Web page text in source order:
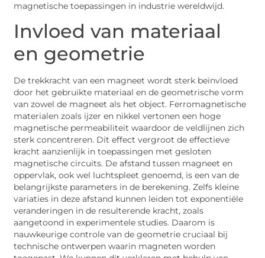
magnetische toepassingen in industrie wereldwijd.
Invloed van materiaal
en geometrie
De trekkracht van een magneet wordt sterk beïnvloed
door het gebruikte materiaal en de geometrische vorm
van zowel de magneet als het object. Ferromagnetische
materialen zoals ijzer en nikkel vertonen een hoge
magnetische permeabiliteit waardoor de veldlijnen zich
sterk concentreren. Dit effect vergroot de effectieve
kracht aanzienlijk in toepassingen met gesloten
magnetische circuits. De afstand tussen magneet en
oppervlak, ook wel luchtspleet genoemd, is een van de
belangrijkste parameters in de berekening. Zelfs kleine
variaties in deze afstand kunnen leiden tot exponentiële
veranderingen in de resulterende kracht, zoals
aangetoond in experimentele studies. Daarom is
nauwkeurige controle van de geometrie cruciaal bij
technische ontwerpen waarin magneten worden